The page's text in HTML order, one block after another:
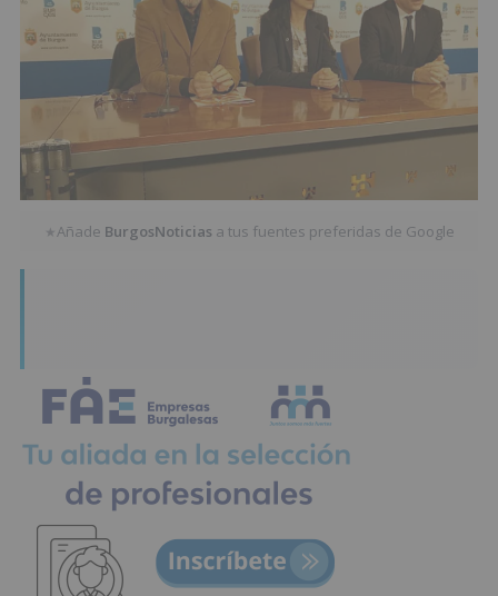
★Añade BurgosNoticias a tus fuentes preferidas de Google